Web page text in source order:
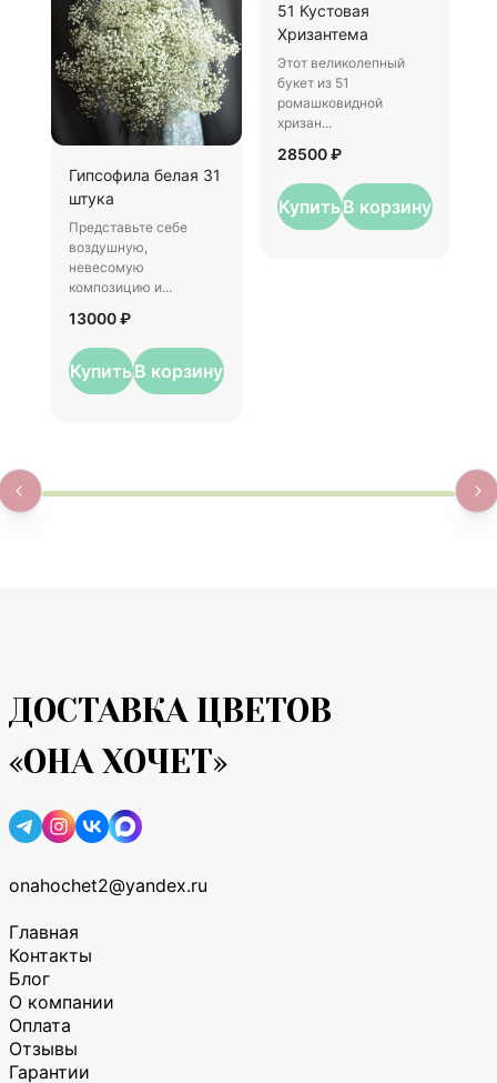
Гипсофила белая 31
штука
Представьте себе
воздушную,
невесомую
композицию и...
13000 ₽
КупитьВ корзину
51 Кустовая
Хризантема
Этот великолепный
букет из 51
ромашковидной
хризан...
28500 ₽
КупитьВ корзину
ДОСТАВКА ЦВЕТОВ
«ОНА ХОЧЕТ»
onahochet2@yandex.ru
Главная
Контакты
Блог
О компании
Оплата
Отзывы
Гарантии